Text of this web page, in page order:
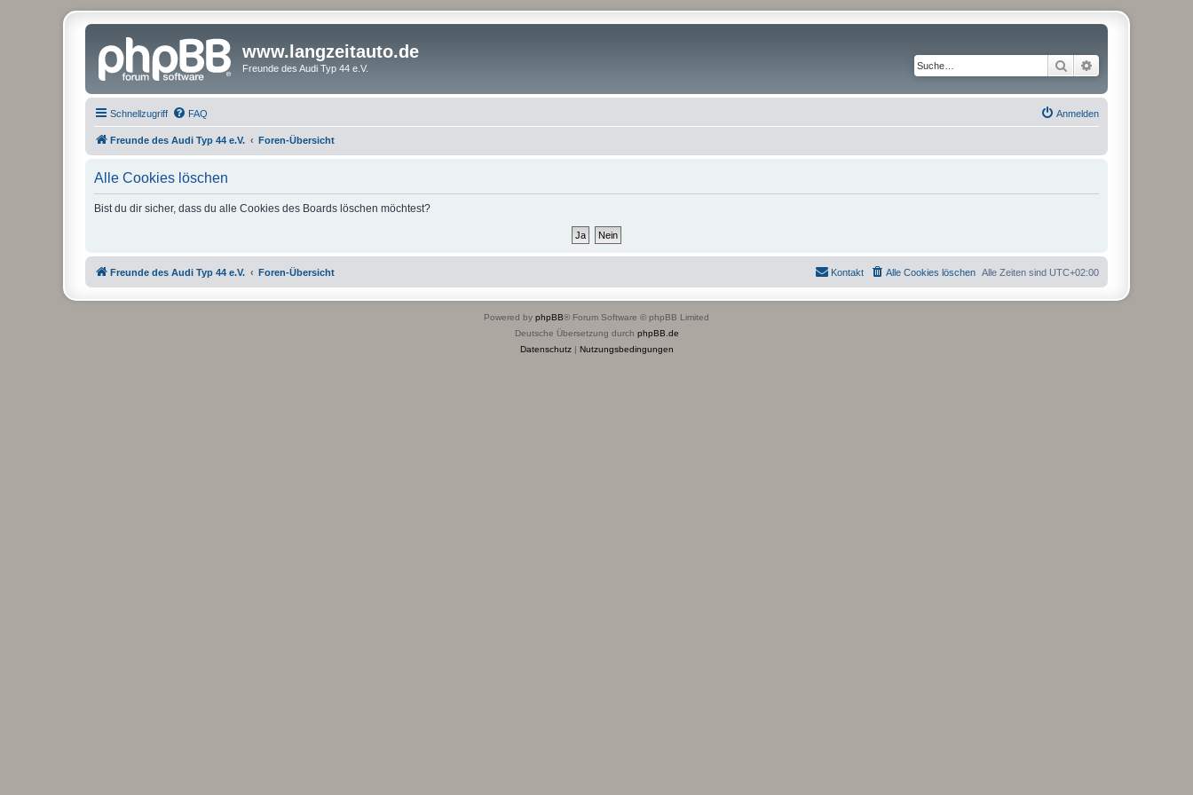
www.langzeitauto.de
Freunde des Audi Typ 44 e.V. Suche
Schnellzugriff FAQ Anmelden
Freunde des Audi Typ 44 e.V. Foren-Übersicht
Alle Cookies löschen
Bist du dir sicher, dass du alle Cookies des Boards löschen möchtest?
Freunde des Audi Typ 44 e.V. Foren-Übersicht Alle Zeiten sind UTC+02:00
Alle Cookies löschen
Kontakt
Powered by phpBB® Forum Software © phpBB Limited
Deutsche Übersetzung durch phpBB.de
Datenschutz| Nutzungsbedingungen